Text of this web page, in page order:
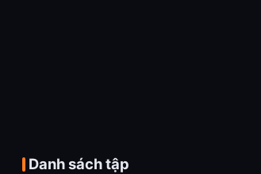
Danh sách tập